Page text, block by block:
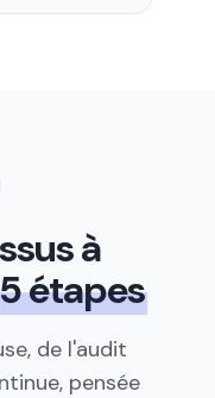
à
5 étapes
de l'audit
pensée